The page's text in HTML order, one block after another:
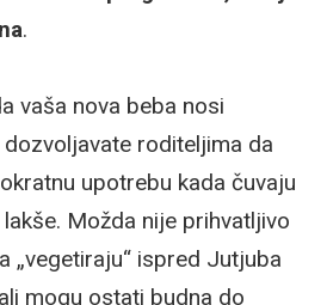
.
vaša nova beba nosi
dozvoljavate roditeljima da
upotrebu kada čuvaju
Možda nije prihvatljivo
„vegetiraju“ ispred Jutjuba
mogu ostati budna do